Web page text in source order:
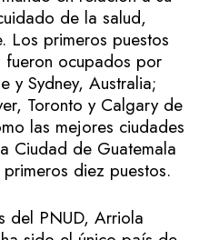
de la salud,
Los primeros puestos
ocupados por
y Sydney, Australia;
Toronto y Calgary de
las mejores ciudades
Ciudad de Guatemala
diez puestos.
del PNUD, Arriola